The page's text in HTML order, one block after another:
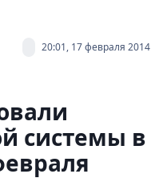
20:01, 17 февраля 2014
системы в